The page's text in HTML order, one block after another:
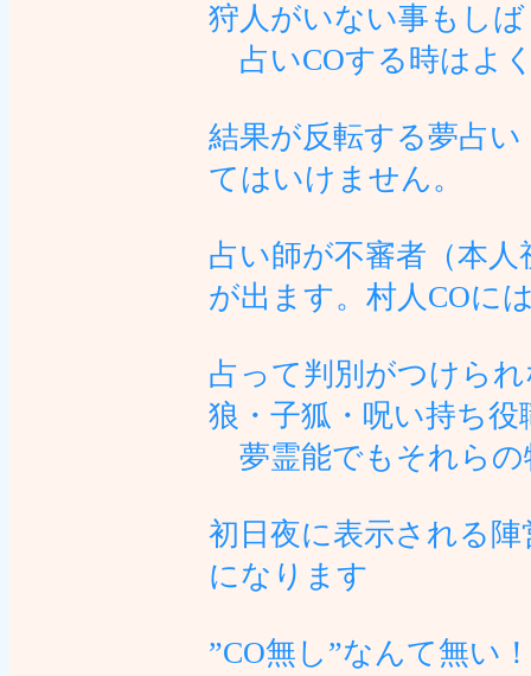
狩人がいない事もし
占いCOする時はよ
結果が反転する夢占
てはいけません。
占い師が不審者（本
が出ます。村人COに
占って判別がつけら
狼・子狐・呪い持ち役
夢霊能でもそれらの
初日夜に表示される
になります
”CO無し”なんて無い